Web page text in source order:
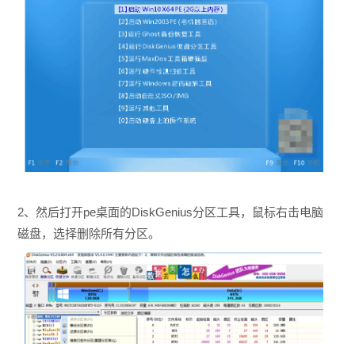
2、然后打开pe桌面的DiskGenius分区工具，鼠标右击电脑
磁盘，选择删除所有分区。